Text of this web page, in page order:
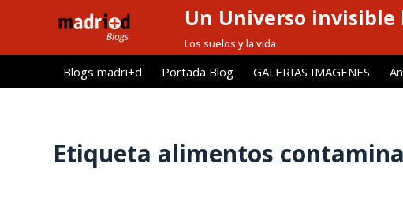
l
Un Universo
Los suelos y la vida
Blogs madri+d Portada Blog GALERIAS IMAGENES
Etiqueta alimentos